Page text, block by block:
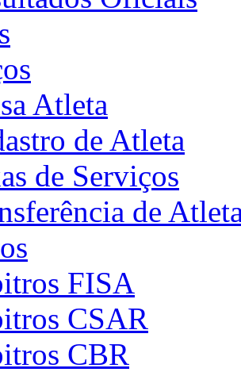
Atleta
de Atleta
de Serviços
de
FISA
CSAR
CBR